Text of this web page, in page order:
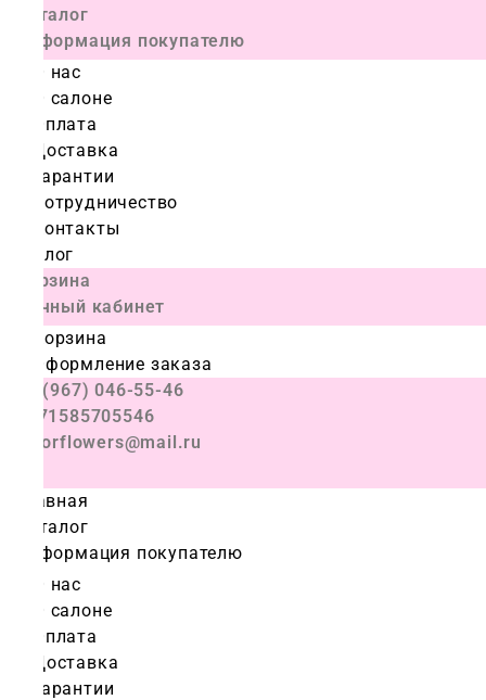
Каталог
Информация покупателю
О нас
О салоне
Оплата
Доставка
Гарантии
Сотрудничество
Контакты
Блог
Корзина
Личный кабинет
Корзина
Оформление заказа
+7 (967) 046-55-46
+971585705546
colorflowers@mail.ru
Главная
Каталог
Информация покупателю
О нас
О салоне
Оплата
Доставка
Гарантии